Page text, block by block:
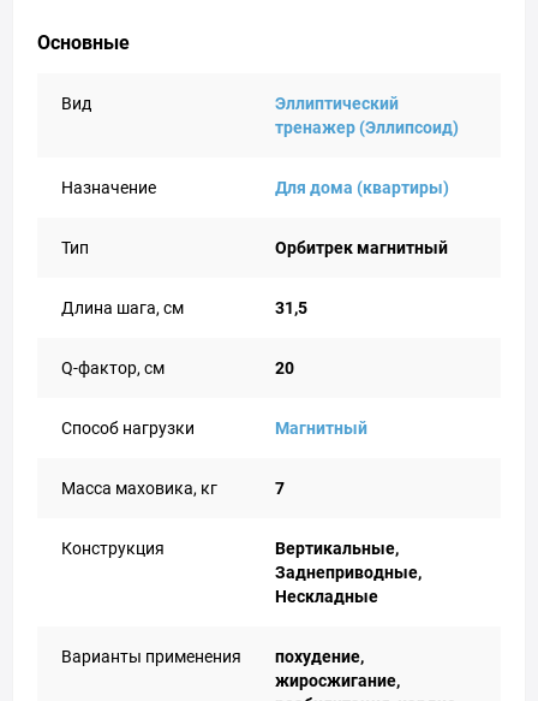
Основные
Вид
Эллиптический
тренажер (Эллипсоид)
Назначение Для дома (квартиры)
Тип Орбитрек магнитный
Длина шага, см 31,5
Q-фактор, см 20
Способ нагрузки Магнитный
Масса маховика, кг 7
Конструкция
Вертикальные,
Заднеприводные,
Нескладные
Варианты применения
похудение,
жиросжигание,